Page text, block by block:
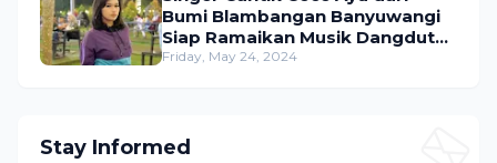
Bumi Blambangan Banyuwangi
Siap Ramaikan Musik Dangdut
Indonesia
Friday, May 24, 2024
Stay Informed